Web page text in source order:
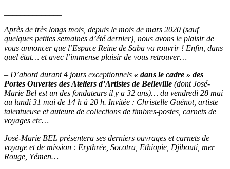
Après de très longs mois, depuis le mois de mars 2020 (sauf
quelques petites semaines d’été dernier), nous avons le plaisir de
vous annoncer que l’Espace Reine de Saba va rouvrir ! Enfin, dans
quel état… et avec l’immense plaisir de vous retrouver…
– D’abord durant 4 jours exceptionnels « dans le cadre » des
Portes Ouvertes des Ateliers d’Artistes de Belleville (dont José-
Marie Bel est un des fondateurs il y a 32 ans)… du vendredi 28 mai
au lundi 31 mai de 14 h à 20 h. Invitée : Christelle Guénot, artiste
talentueuse et auteure de collections de timbres-postes, carnets de
voyages etc…
José-Marie BEL présentera ses derniers ouvrages et carnets de
voyage et de mission : Erythrée, Socotra, Ethiopie, Djibouti, mer
Rouge, Yémen…